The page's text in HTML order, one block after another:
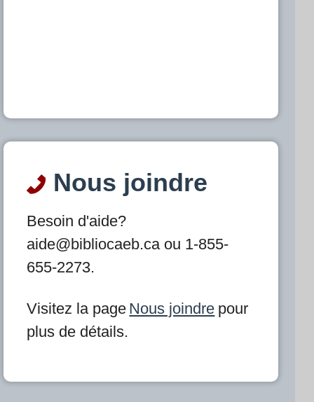
Nous joindre
Besoin d'aide?
aide@bibliocaeb.ca ou 1-855-
655-2273.
Visitez la page Nous joindre pour
plus de détails.